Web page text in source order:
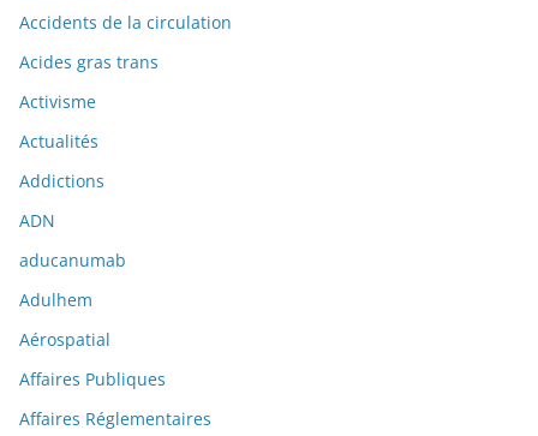
Accidents de la circulation
Acides gras trans
Activisme
Actualités
Addictions
ADN
aducanumab
Adulhem
Aérospatial
Affaires Publiques
Affaires Réglementaires